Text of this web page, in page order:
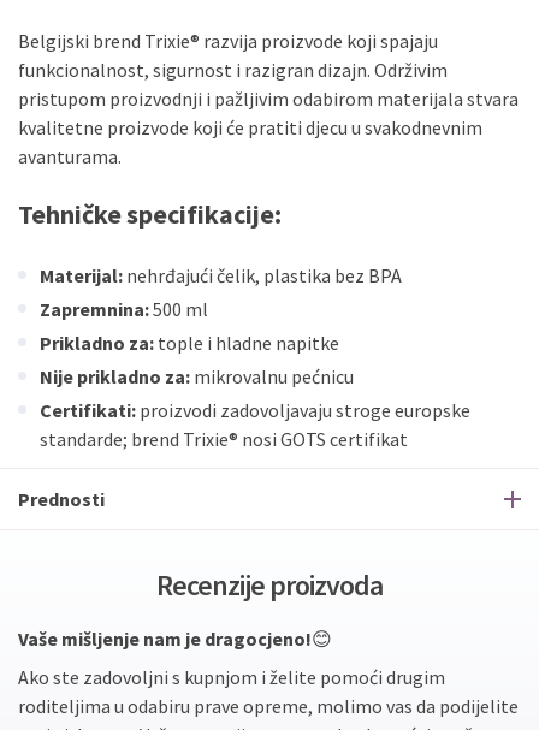
Belgijski brend Trixie® razvija proizvode koji spajaju
funkcionalnost, sigurnost i razigran dizajn. Održivim
pristupom proizvodnji i pažljivim odabirom materijala stvara
kvalitetne proizvode koji će pratiti djecu u svakodnevnim
avanturama.
Tehničke specifikacije:
Materijal: nehrđajući čelik, plastika bez BPA
Zapremnina:500 ml
Prikladno za: tople i hladne napitke
Nije prikladno za: mikrovalnu pećnicu
Certifikati: proizvodi zadovoljavaju stroge europske
standarde; brend Trixie® nosi GOTS certifikat
Prednosti
Recenzije proizvoda
Vaše mišljenje nam je dragocjeno!😊
Ako ste zadovoljni s kupnjom i želite pomoći drugim
roditeljima u odabiru prave opreme, molimo vas da podijelite